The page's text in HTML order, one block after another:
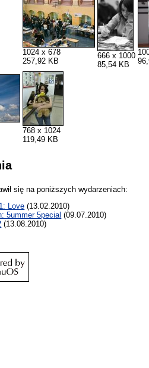
1024 x 678
257,92 KB
666 x 1000
85,54 KB
768 x 1024
119,49 KB
się na poniższych wydarzeniach:
Love (13.02.2010)
5ummer 5pecial (09.07.2010)
(13.08.2010)